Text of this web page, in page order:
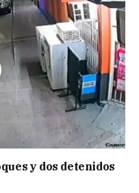
y dos detenidos